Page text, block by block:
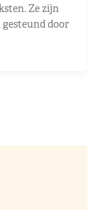
Ze zijn
door